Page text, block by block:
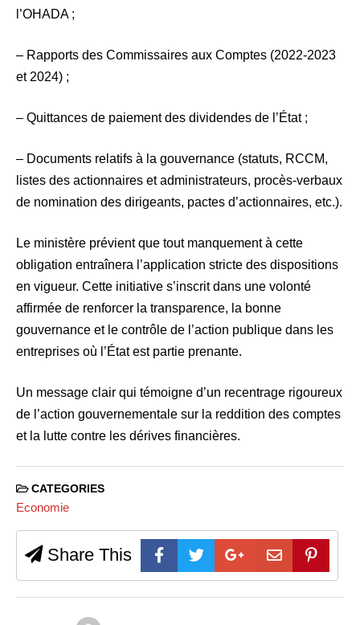
l’OHADA ;
– Rapports des Commissaires aux Comptes (2022-2023
et 2024) ;
– Quittances de paiement des dividendes de l’État ;
– Documents relatifs à la gouvernance (statuts, RCCM,
listes des actionnaires et administrateurs, procès-verbaux
de nomination des dirigeants, pactes d’actionnaires, etc.).
Le ministère prévient que tout manquement à cette
obligation entraînera l’application stricte des dispositions
en vigueur. Cette initiative s’inscrit dans une volonté
affirmée de renforcer la transparence, la bonne
gouvernance et le contrôle de l’action publique dans les
entreprises où l’État est partie prenante.
Un message clair qui témoigne d’un recentrage rigoureux
de l’action gouvernementale sur la reddition des comptes
et la lutte contre les dérives financières.
CATEGORIES
Economie
Share This